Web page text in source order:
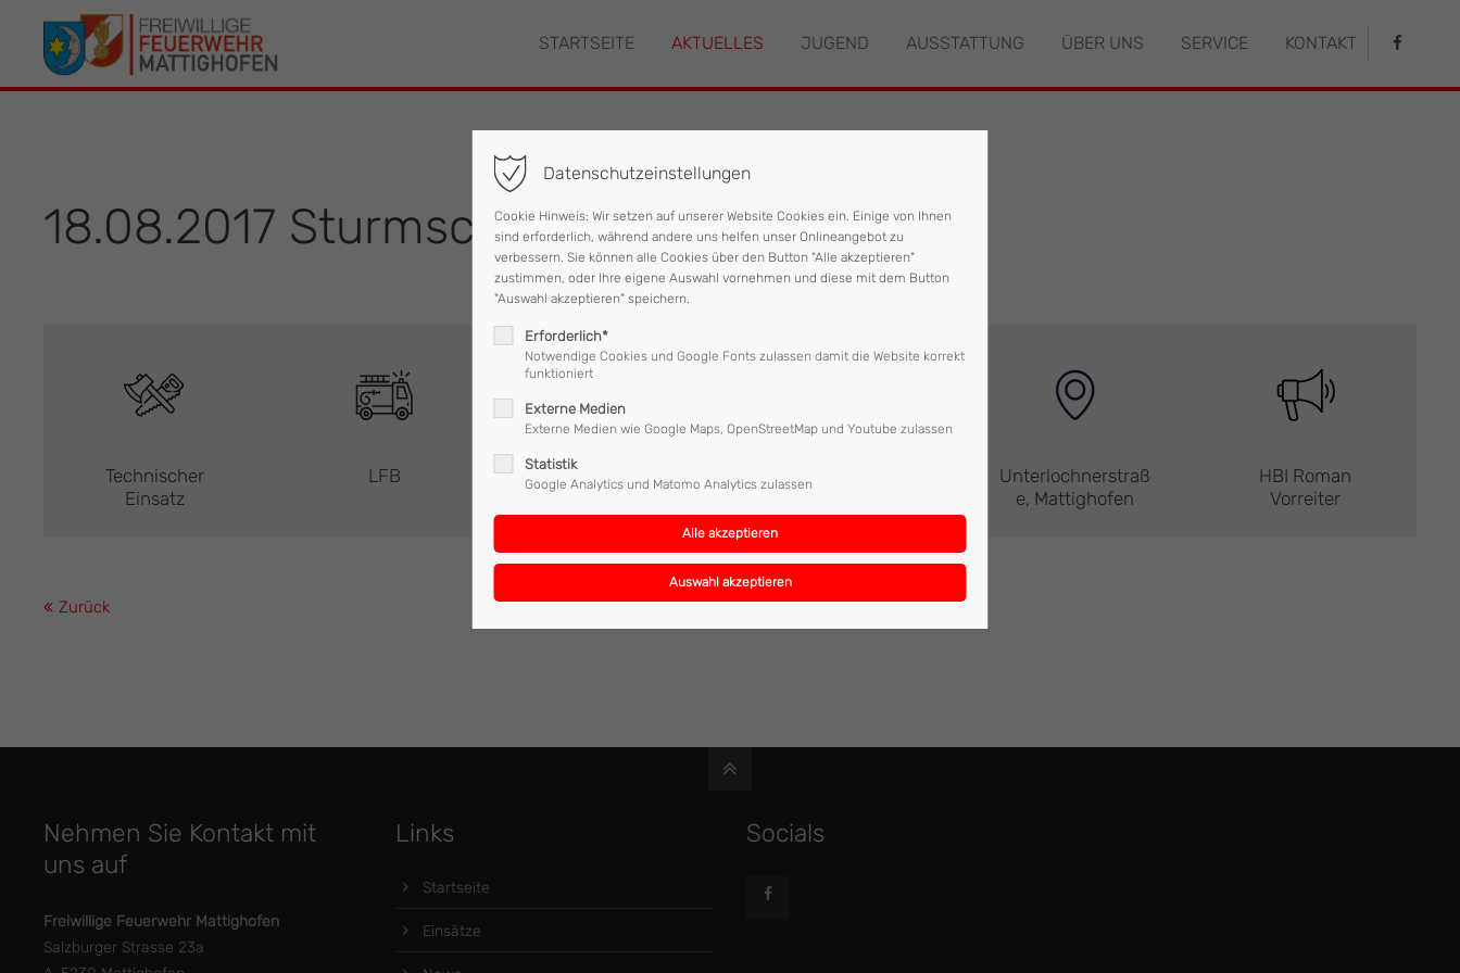
Der Eintrag "offcanvas-col1" existiert leider
nicht.
Der Eintrag "offcanvas-col2" existiert
Der Eintrag "offcanvas-col3" existiert
Der Eintrag "offcanvas-col4" existiert
STARTSEITE AKTUELLES JUGEND AUSSTATTUNG ÜBER UNS SERVICE KONTAKT
18.08.2017 Sturmschaden
Technischer
Einsatz
LFB 22:34 - 22:45 Uhr
Unterlochnerstraß
e, Mattighofen
HBI Roman
Vorreiter
Zurück
Nehmen Sie Kontakt mit
uns auf
Freiwillige Feuerwehr Mattighofen
Salzburger Strasse 23a
Links
Startseite
Einsätze
Socials
Datenschutzeinstellungen
Cookie Hinweis: Wir setzen auf unserer Website Cookies ein. Einige von Ihnen
sind erforderlich, während andere uns helfen unser Onlineangebot zu
verbessern. Sie können alle Cookies über den Button "Alle akzeptieren"
zustimmen, oder Ihre eigene Auswahl vornehmen und diese mit dem Button
"Auswahl akzeptieren" speichern.
Erforderlich*
Notwendige Cookies und Google Fonts zulassen damit die Website korrekt
funktioniert
Externe Medien
Externe Medien wie Google Maps, OpenStreetMap und Youtube zulassen
Statistik
Google Analytics und Matomo Analytics zulassen